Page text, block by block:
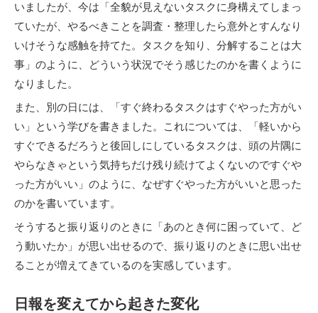
いましたが、今は「全貌が見えないタスクに身構えてしまっ
ていたが、やるべきことを調査・整理したら意外とすんなり
いけそうな感触を持てた。タスクを知り、分解することは大
事」のように、どういう状況でそう感じたのかを書くように
なりました。
また、別の日には、「すぐ終わるタスクはすぐやった方がい
い」という学びを書きました。これについては、「軽いから
すぐできるだろうと後回しにしているタスクは、頭の片隅に
やらなきゃという気持ちだけ残り続けてよくないのですぐや
った方がいい」のように、なぜすぐやった方がいいと思った
のかを書いています。
そうすると振り返りのときに「あのとき何に困っていて、ど
う動いたか」が思い出せるので、振り返りのときに思い出せ
ることが増えてきているのを実感しています。
日報を変えてから起きた変化